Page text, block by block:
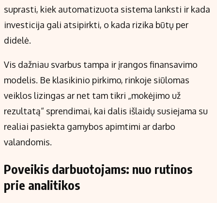
suprasti, kiek automatizuota sistema lanksti ir kada
investicija gali atsipirkti, o kada rizika būtų per
didelė.
Vis dažniau svarbus tampa ir įrangos finansavimo
modelis. Be klasikinio pirkimo, rinkoje siūlomas
veiklos lizingas ar net tam tikri „mokėjimo už
rezultatą“ sprendimai, kai dalis išlaidų susiejama su
realiai pasiekta gamybos apimtimi ar darbo
valandomis.
Poveikis darbuotojams: nuo rutinos
prie analitikos